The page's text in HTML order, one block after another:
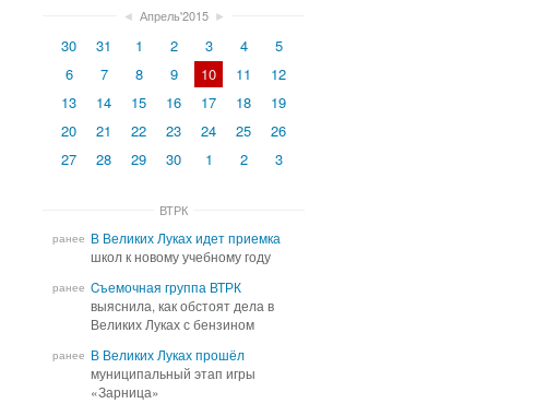
◄ Апрель'2015 ►
30 31 1 2 3 4
5
6
7 8 9 10 11
12
13
14 15 16 17 18
19
20
21 22 23 24 25
26
27
28 29 30 1 2 3
ВТРК
ранее В Великих Луках идет приемка
школ к новому учебному году
В Великих Луках идет приемка
школ к новому учебному году
ранее Cъемочная группа ВТРК
выяснила, как обстоят дела в
Великих Луках с бензином
Cъемочная группа ВТРК
выяснила, как обстоят дела в
Великих Луках с бензином
ранее В Великих Луках прошёл
муниципальный этап игры
«Зарница»
В Великих Луках прошёл
муниципальный этап игры
«Зарница»